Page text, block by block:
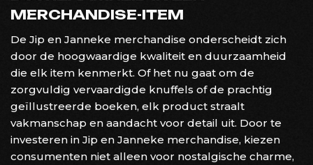
MERCHANDISE-ITEM
De Jip en Janneke merchandise onderscheidt zich
door de hoogwaardige kwaliteit en duurzaamheid
die elk item kenmerkt. Of het nu gaat om de
zorgvuldig vervaardigde knuffels of de prachtig
geïllustreerde boeken, elk product straalt
vakmanschap en aandacht voor detail uit. Door te
investeren in Jip en Janneke merchandise, kiezen
consumenten niet alleen voor nostalgische charme,